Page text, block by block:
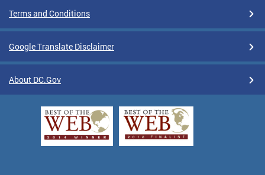
Terms and Conditions
Google Translate Disclaimer
About DC.Gov